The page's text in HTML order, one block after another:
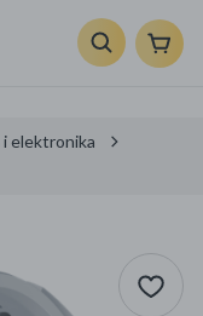
elektronika